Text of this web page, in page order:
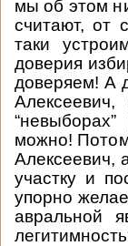
мы об этом
считают, от
таки
доверия
доверяем! А
можно!
Алексеевич,
участку и
упорно
авральной